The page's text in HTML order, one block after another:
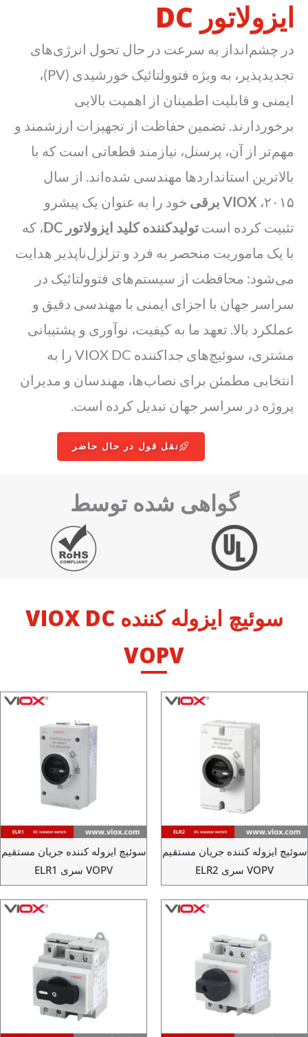
ایزولاتور DC
در چشم‌انداز به سرعت در حال تحول انرژی‌های
تجدیدپذیر، به ویژه فتوولتائیک خورشیدی (PV)،
ایمنی و قابلیت اطمینان از اهمیت بالایی
برخوردارند. تضمین حفاظت از تجهیزات ارزشمند و
مهم‌تر از آن، پرسنل، نیازمند قطعاتی است که با
بالاترین استانداردها مهندسی شده‌اند. از سال
۲۰۱۵،
VIOX برقی
خود را به عنوان یک پیشرو
تثبیت کرده استتولیدکننده کلید ایزولاتور DC
، که
با یک ماموریت منحصر به فرد و تزلزل‌ناپذیر هدایت
می‌شود: محافظت از سیستم‌های فتوولتائیک در
سراسر جهان با اجزای ایمنی با مهندسی دقیق و
عملکرد بالا. تعهد ما به کیفیت، نوآوری و پشتیبانی
مشتری، سوئیچ‌های جداکننده VIOX DC را به
انتخابی مطمئن برای نصاب‌ها، مهندسان و مدیران
پروژه در سراسر جهان تبدیل کرده است.
نقل قول در حال حاضر
گواهی شده توسط
سوئیچ ایزوله کننده VIOX DC
VOPV
ایزوله کننده جریان مستقیم
VOPV سری ELR2
سوئیچ ایزوله کننده جریان مستقیم
VOPV سری ELR1